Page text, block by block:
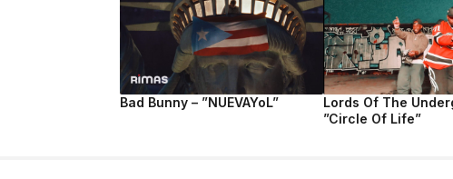
Bad Bunny – ”NUEVAYoL”
Lords Of The
”Circle Of Life”